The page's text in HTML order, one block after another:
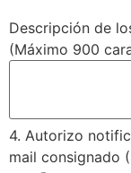
Descripción de
(Máximo 900
4. Autorizo
mail consignado